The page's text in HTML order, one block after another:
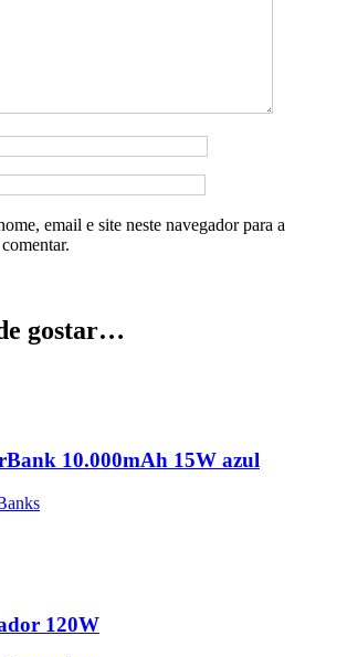
email e site neste navegador para a
gostar…
10.000mAh 15W azul
120W